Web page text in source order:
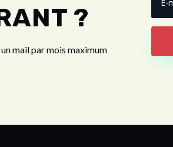
?
mail par mois maximum